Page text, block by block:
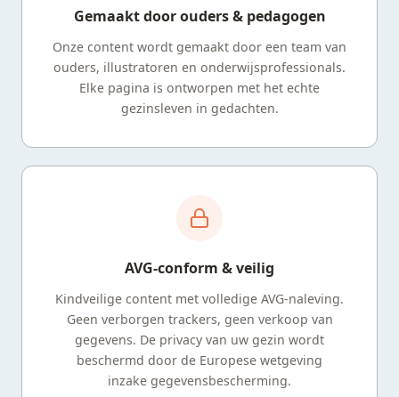
Gemaakt door ouders & pedagogen
Onze content wordt gemaakt door een team van
ouders, illustratoren en onderwijsprofessionals.
Elke pagina is ontworpen met het echte
gezinsleven in gedachten.
AVG-conform & veilig
Kindveilige content met volledige AVG-naleving.
Geen verborgen trackers, geen verkoop van
gegevens. De privacy van uw gezin wordt
beschermd door de Europese wetgeving
inzake gegevensbescherming.